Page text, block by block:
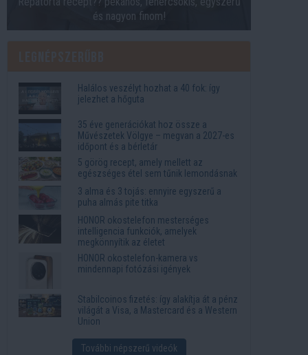
és nagyon finom!
Halálos veszélyt hozhat a 40 fok: így
jelezhet a hőguta
35 éve generációkat hoz össze a
Művészetek Völgye – megvan a 2027-es
időpont és a bérletár
5 görög recept, amely mellett az
egészséges étel sem tűnik lemondásnak
3 alma és 3 tojás: ennyire egyszerű a
puha almás pite titka
HONOR okostelefon mesterséges
intelligencia funkciók, amelyek
megkönnyítik az életet
HONOR okostelefon-kamera vs
mindennapi fotózási igények
Stabilcoinos fizetés: így alakítja át a pénz
világát a Visa, a Mastercard és a Western
Union
További népszerű videók